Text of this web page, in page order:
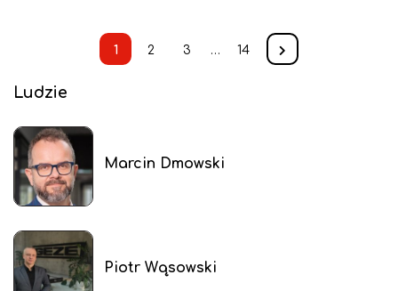
1 2 3 … 14
Ludzie
Marcin Dmowski
Piotr Wąsowski